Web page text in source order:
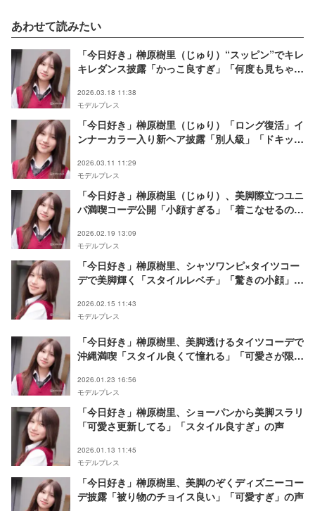
あわせて読みたい
「今日好き」榊原樹里（じゅり）“スッピン”でキレ
キレダンス披露「かっこ良すぎ」「何度も見ちゃ
2026.03.18 11:38
モデルプレス
「今日好き」榊原樹里（じゅり）「ロング復活」イ
ンナーカラー入り新ヘア披露「別人級」「ドキッと
2026.03.11 11:29
モデルプレス
「今日好き」榊原樹里（じゅり）、美脚際立つユニ
バ満喫コーデ公開「小顔すぎる」「着こなせるのす
2026.02.19 13:09
モデルプレス
「今日好き」榊原樹里、シャツワンピ×タイツコー
デで美脚輝く「スタイルレベチ」「驚きの小顔」と
2026.02.15 11:43
モデルプレス
「今日好き」榊原樹里、美脚透けるタイツコーデで
沖縄満喫「スタイル良くて憧れる」「可愛さが限界
2026.01.23 16:56
モデルプレス
「今日好き」榊原樹里、ショーパンから美脚スラリ
「可愛さ更新してる」「スタイル良すぎ」の声
2026.01.13 11:45
モデルプレス
「今日好き」榊原樹里、美脚のぞくディズニーコー
デ披露「被り物のチョイス良い」「可愛すぎ」の声